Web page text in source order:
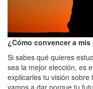
¿Cómo convencer a
Si sabes qué quieres
sea la mejor elección, es
explicarles tu visión